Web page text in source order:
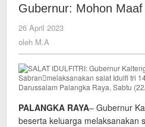
Lahir
Gubernur: Mohon
26 April 2023
oleh M.A
PALANGKA RAYA– Gubernur
beserta keluarga melaksanakan